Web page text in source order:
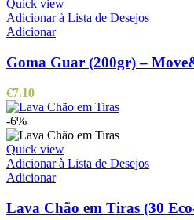
Quick view
Adicionar à Lista de Desejos
Adicionar
Goma Guar (200gr) –
€7.10
-6%
Quick view
Adicionar à Lista de Desejos
Adicionar
Lava Chão em Tiras (30